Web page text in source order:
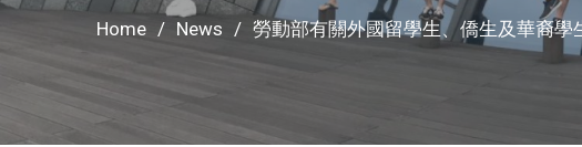
Home News 勞動部有關外國留學生、僑生及華裔